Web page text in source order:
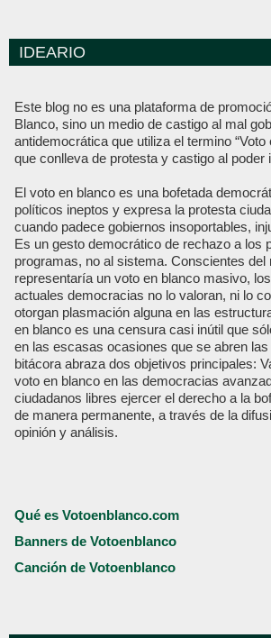
IDEARIO
Este blog no es una plataforma de
Blanco, sino un medio de castigo al mal
antidemocrática que utiliza el termino “Voto
que conlleva de protesta y castigo al poder
El voto en blanco es una bofetada
políticos ineptos y expresa la protesta
cuando padece gobiernos insoportables,
Es un gesto democrático de rechazo a los
programas, no al sistema. Conscientes del
representaría un voto en blanco masivo,
actuales democracias no lo valoran, ni lo
otorgan plasmación alguna en las
en blanco es una censura casi inútil que
en las escasas ocasiones que se abren
bitácora abraza dos objetivos principales:
voto en blanco en las democracias
ciudadanos libres ejercer el derecho a la
de manera permanente, a través de la
opinión y análisis.
Qué es Votoenblanco.com
Banners de Votoenblanco
Canción de Votoenblanco